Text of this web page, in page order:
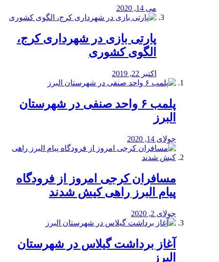
می 14, 2020
پارتی بازی در شهرداری کرج،
الگوی کشوری
اکتبر 22, 2019
پلمب ۶ واحد صنفی در شهرستان
البرز
جولای 14, 2020
مسافران کرجی امروز از فرودگاه
پیام البرز راهی کیش شدند
جولای 2, 2020
آغاز برداشت گیلاس در شهرستان
البرز